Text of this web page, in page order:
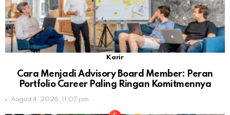
Karir
Cara Menjadi Advisory Board Member: Peran
Portfolio Career Paling Ringan Komitmennya
August 4, 2026, 11:07 pm